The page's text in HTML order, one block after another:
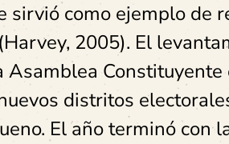
sirvió como ejemplo de
2005). El
Asamblea
distritos
El año terminó con